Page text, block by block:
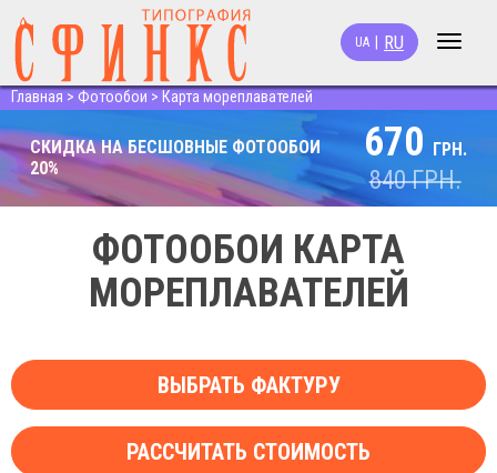
Toggle
UA RU
Главная > Фотообои > Карта мореплавателей
СКИДКА НА БЕСШОВНЫЕ ФОТООБОИ
20%
670 ГРН.
840ГРН.
ФОТООБОИ КАРТА
МОРЕПЛАВАТЕЛЕЙ
ВЫБРАТЬ ФАКТУРУ
РАССЧИТАТЬ СТОИМОСТЬ